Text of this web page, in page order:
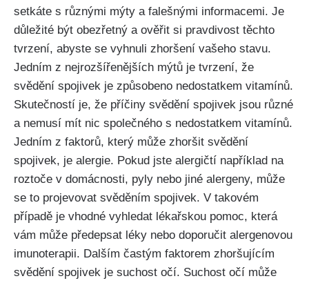
setkáte s různými mýty⁣ a falešnými informacemi. Je⁤
důležité být obezřetný⁤ a ověřit si ​pravdivost těchto
tvrzení, abyste se vyhnuli zhoršení vašeho stavu. ​
Jedním z nejrozšířenějších ‍mýtů je tvrzení, že
svědění​ spojivek je způsobeno nedostatkem vitamínů.
‌Skutečností ⁢je, že příčiny‍ svědění ​spojivek‌ jsou různé
a nemusí mít nic ⁤společného s nedostatkem vitamínů.​
Jedním z faktorů, který ‍může zhoršit svědění
spojivek, je alergie. Pokud ⁣jste⁤ alergičtí například na​
roztoče v ‌domácnosti, pyly ‍nebo jiné ⁢alergeny, může
⁤se to projevovat svěděním spojivek. V takovém​
případě ⁣je‍ vhodné vyhledat​ lékařskou pomoc, která
vám může předepsat léky nebo doporučit alergenovou
‌imunoterapii. Dalším častým ‍faktorem zhoršujícím
svědění spojivek je ⁣suchost očí. Suchost očí⁣ může